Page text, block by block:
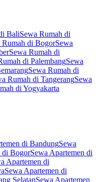
BaliSewa Rumah di
Rumah di BogorSewa
Sewa Rumah di
di PalembangSewa
Sewa Rumah di
Rumah di TangerangSewa
di Yogyakarta
di BandungSewa
di BogorSewa Apartemen di
Apartemen di
Sewa Apartemen di
SelatanSewa Apartemen